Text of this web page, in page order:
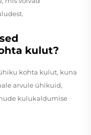
kulut?
kohta kulut, kuna
arvule ühikuid,
kulukaldumise